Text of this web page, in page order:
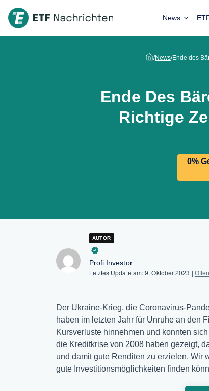
News
/News/Ende des
Ende Des
Richtige
0%
AUTOR
Profi Investor
Letztes Update am:9. Oktober 2023 |
Der Ukraine-Krieg, die Coronavirus-
haben im letzten Jahr für Unruhe an den
Kursverluste hinnehmen und konnten
die Kreditkrise von 2008 haben gezeigt,
und damit gute Renditen zu erzielen. Wir
gute Investitionsmöglichkeiten finden